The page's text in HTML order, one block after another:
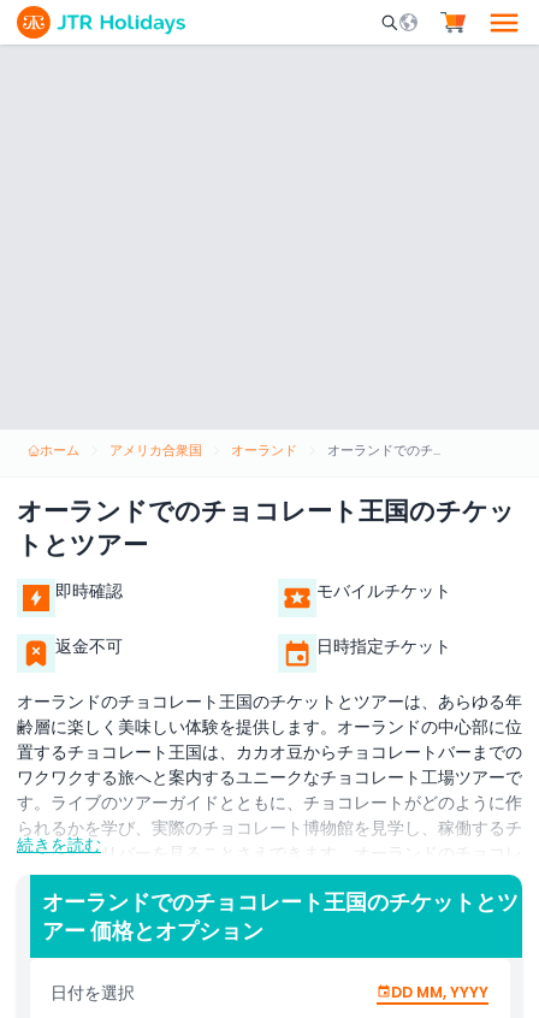
Mobile Search
ホーム アメリカ合衆国 オーランド オーランドでのチョコレート王国のチケットとツアー
オーランドでのチョコレート王国のチケッ
トとツアー
即時確認 モバイルチケット
返金不可 日時指定チケット
オーランドのチョコレート王国のチケットとツアーは、あらゆる年
齢層に楽しく美味しい体験を提供します。オーランドの中心部に位
置するチョコレート王国は、カカオ豆からチョコレートバーまでの
ワクワクする旅へと案内するユニークなチョコレート工場ツアーで
す。ライブのツアーガイドとともに、チョコレートがどのように作
られるかを学び、実際のチョコレート博物館を見学し、稼働するチ
ョコレートリバーを見ることさえできます。オーランドのチョコレ
ート王国ツアーには、参加型のアクティビティや、自分だけのカス
タムチョコレートバーを作る機会も含まれます。この甘い冒険は、
家族連れ、カップル、オーランドの人気観光スポットを探している
旅行者に最適です。オーランドでのチョコレート王国のチケットは
事前に予約するのが、席を確保し並ぶ時間を避ける最良の方法で
す。楽しく教育的なアクティビティを探しているなら、チョコレー
続きを読む
オーランドでのチョコレート王国のチケットとツ
アー 価格とオプション
日付を選択 DD MM, YYYY